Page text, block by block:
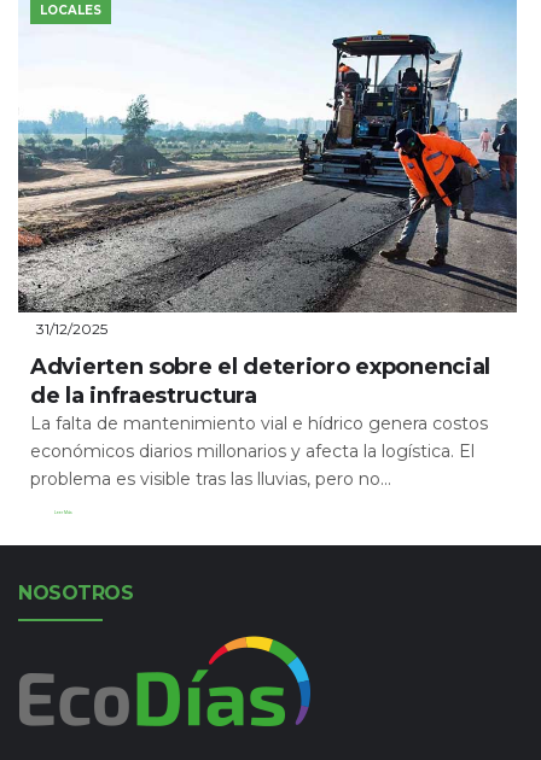
LOCALES
31/12/2025
Advierten sobre el deterioro exponencial
de la infraestructura
La falta de mantenimiento vial e hídrico genera costos
económicos diarios millonarios y afecta la logística. El
problema es visible tras las lluvias, pero no...
Leer Más
NOSOTROS